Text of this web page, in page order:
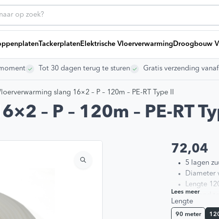
offerte
laten leggen
Tackerplaten Elektrische Vloerverwarming Droogbouw
Tot 30 dagen terug te sturen Gratis verzending
slang 16×2 – P – 120m – PE-RT Type II
– P – 120m – PE-RT
72,04
5 lagen
Diameter
Lengte
Bestand
De buis is
met 30
Lees meer
Lengte
90 meter